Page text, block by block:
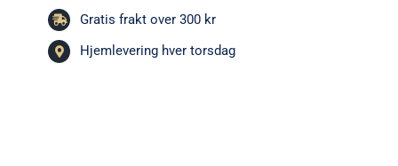
antall
Gratis frakt over 300 kr
Hjemlevering hver torsdag